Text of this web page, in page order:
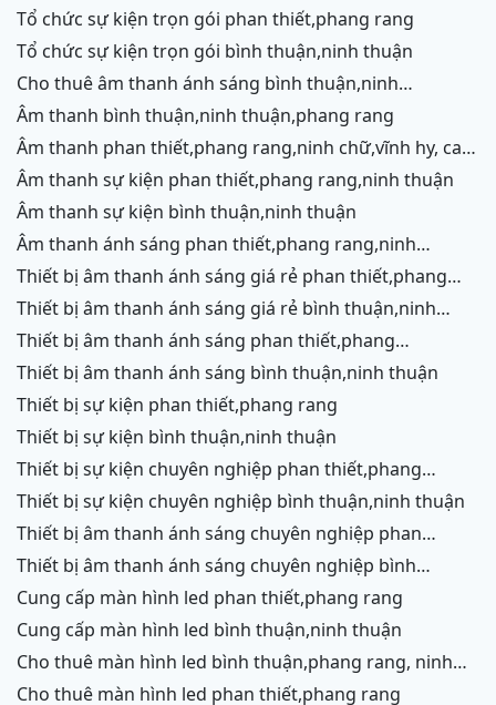
tổ chức sự kiện trọn gói phan thiết,phang rang
tổ chức sự kiện trọn gói bình thuận,ninh thuận
cho thuê âm thanh ánh sáng bình thuận,ninh
thuận,ninh chữ,vĩnh hy,phang rang,cam ranh
âm thanh bình thuận,ninh thuận,phang rang
âm thanh phan thiết,phang rang,ninh chữ,vĩnh hy, cam
ranh
âm thanh sự kiện phan thiết,phang rang,ninh thuận
âm thanh sự kiện bình thuận,ninh thuận
âm thanh ánh sáng phan thiết,phang rang,ninh
chữ,vĩnh hy,cam ranh
thiết bị âm thanh ánh sáng giá rẻ phan thiết,phang
rang,ninh chữ,vĩnh hy, ninh thuận
thiết bị âm thanh ánh sáng giá rẻ bình thuận,ninh
thuận
thiết bị âm thanh ánh sáng phan thiết,phang
rang,ninh chữ,vĩnh hy,cam ranh
thiết bị âm thanh ánh sáng bình thuận,ninh thuận
thiết bị sự kiện phan thiết,phang rang
thiết bị sự kiện bình thuận,ninh thuận
thiết bị sự kiện chuyên nghiệp phan thiết,phang
rang,ninh chữ,vĩnh hy,cam ranh
thiết bị sự kiện chuyên nghiệp bình thuận,ninh thuận
thiết bị âm thanh ánh sáng chuyên nghiệp phan
thiết,phang rang,ninh chữ,vĩnh hy,cam ranh,ninh
thiết bị âm thanh ánh sáng chuyên nghiệp bình
thuận,ninh thuận
cung cấp màn hình led phan thiết,phang rang
cung cấp màn hình led bình thuận,ninh thuận
cho thuê màn hình led bình thuận,phang rang, ninh
thuận
cho thuê màn hình led phan thiết,phang rang